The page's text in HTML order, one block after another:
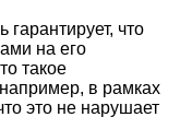
что
на его
такое
в рамках
это не нарушает